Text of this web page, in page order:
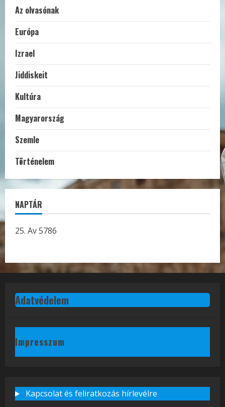
Az olvasónak
Európa
Izrael
Jiddiskeit
Kultúra
Magyarország
Szemle
Történelem
NAPTÁR
25. Av 5786
Adatvédelem
Impresszum
Kapcsolat és feliratkozás hírlevélre